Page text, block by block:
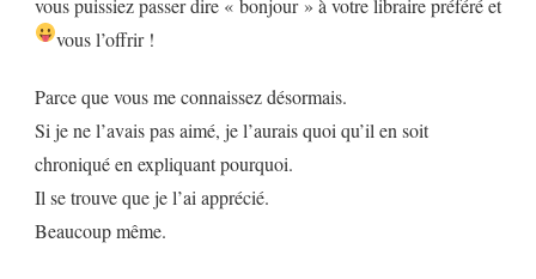
vous puissiez passer dire « bonjour » à votre libraire préféré et
vous l’offrir !
Parce que vous me connaissez désormais.
Si je ne l’avais pas aimé, je l’aurais quoi qu’il en soit
chroniqué en expliquant pourquoi.
Il se trouve que je l’ai apprécié.
Beaucoup même.